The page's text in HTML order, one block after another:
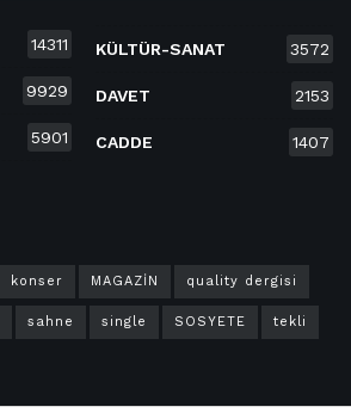
14311
9929
5901
KÜLTÜR-SANAT 3572
DAVET 2153
CADDE 1407
konser MAGAZİN quality dergisi
sahne single SOSYETE tekli